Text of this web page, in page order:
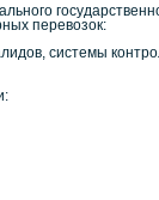
перевозок:
системы